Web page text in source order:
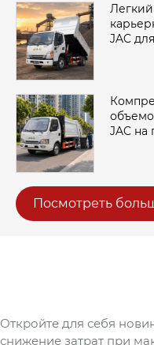
Легкий
JAC
JAC на
Посмотреть
Откройте для себя
снижение затрат при